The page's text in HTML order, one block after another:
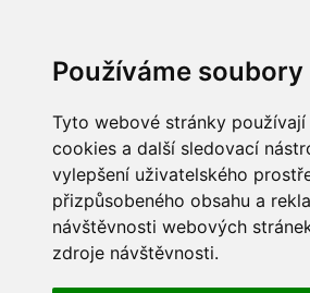
Používáme
Tyto webové stránky
cookies a další sledovací
vylepšení uživatelského
přizpůsobeného obsahu a
návštěvnosti webových
zdroje návštěvnosti.